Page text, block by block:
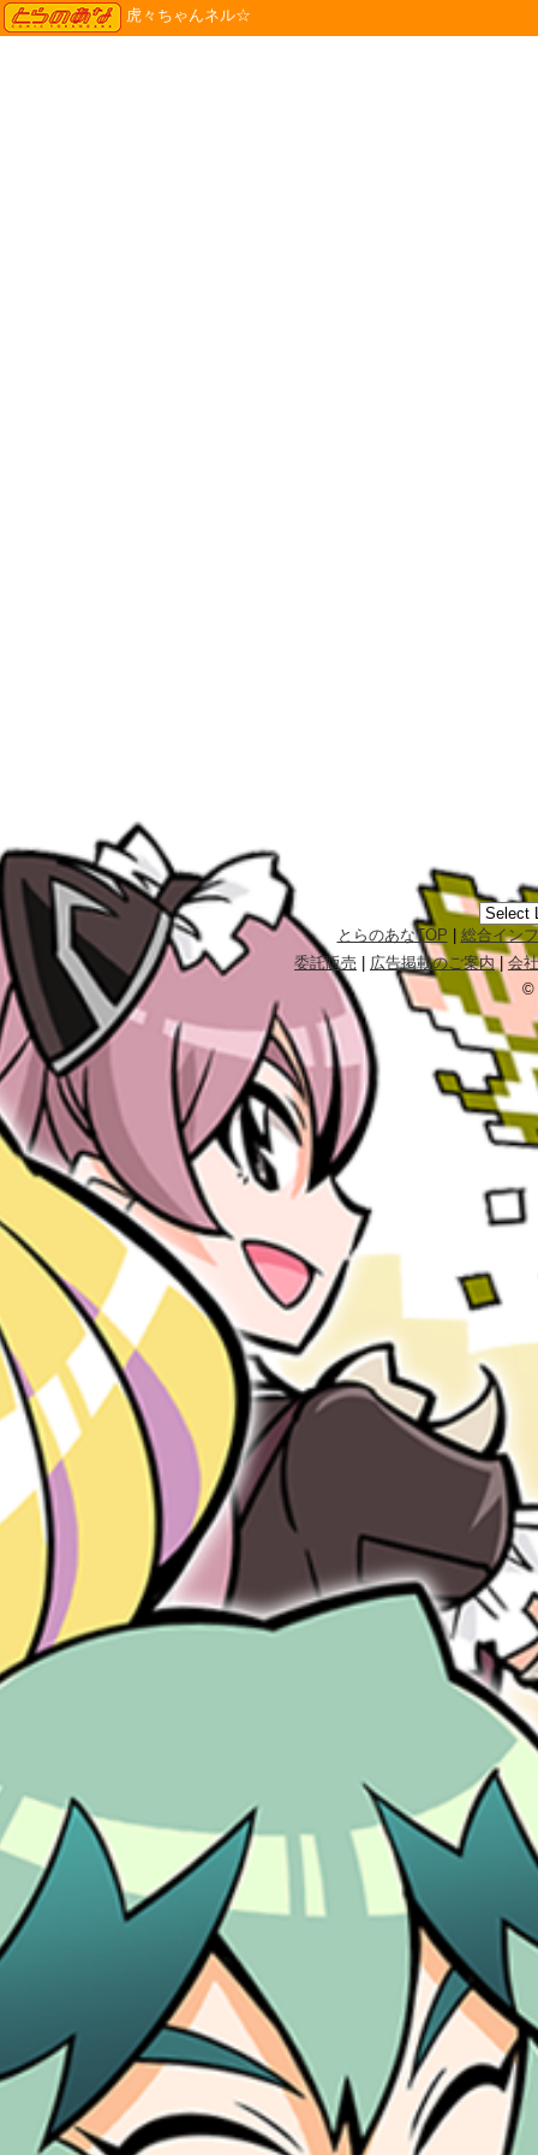
TORANOANA
虎々ちゃんネル☆
とらのあなTOP
総合イン
委託販売
広告掲載のご案内|会
©